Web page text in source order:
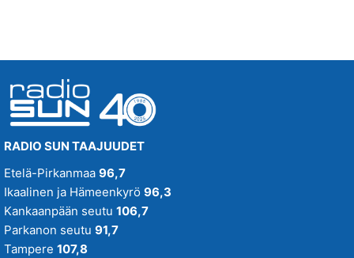
RADIO SUN TAAJUUDET
Etelä-Pirkanmaa 96,7
Ikaalinen ja Hämeenkyrö 96,3
Kankaanpään seutu 106,7
Parkanon seutu 91,7
Tampere 107,8